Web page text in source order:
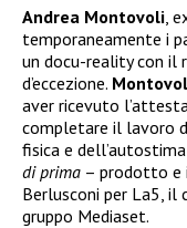
Andrea Montovoli ,
temporaneamente i
un docu-reality con il
d’eccezione.
aver ricevuto
completare il lavoro
fisica e
di prima – prodotto e
Berlusconi per La5,
gruppo Mediaset.